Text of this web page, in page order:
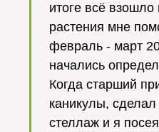
итоге всё
растения мне
февраль - март
начались
Когда старший
каникулы,
стеллаж и я